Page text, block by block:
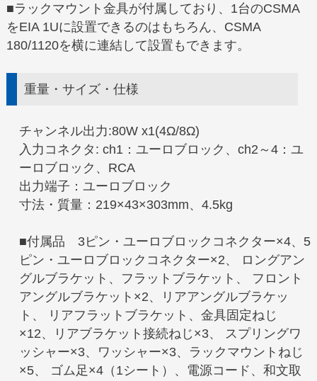
■ラックマウント金具が付属しており、1台のCSMA
をEIA 1Uに設置できるのはもちろん、CSMA
180/1120を横に連結して設置もできます。
重量・サイズ・仕様
チャンネル出力:80W x1(4Ω/8Ω)
入力コネクタ: ch1：ユーロブロック、ch2～4：ユ
ーロブロック、RCA
出力端子：ユーロブロック
寸法・質量：219×43×303mm、4.5kg
■付属品 3ピン・ユーロブロックコネクター×4、5
ピン・ユーロブロックコネクター×2、 ロングアン
グルブラケット、フラットブラケット、 フロント
アングルブラケット×2、リアアングルブラケッ
ト、 リアフラットブラケット、金具固定ねじ
×12、リアブラケット接続ねじ×3、 スプリングワ
ッシャー×3、ワッシャー×3、ラックマウントねじ
×5、 ゴム足×4（1シート）、電源コード、和文取